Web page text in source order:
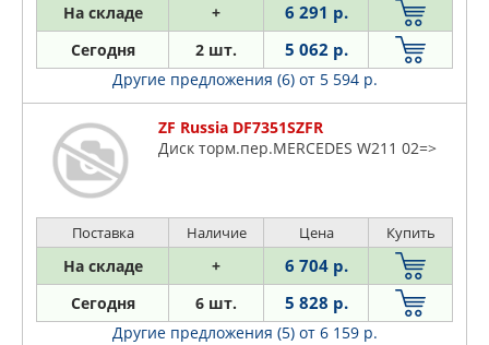
На складе + 6 291 р.
Сегодня 2 шт. 5 062 р.
Другие предложения (6) от 5 594 р.
ZF Russia DF7351SZFR
Диск торм.пер.MERCEDES W211 02=>
Поставка Наличие Цена Купить
На складе + 6 704 р.
Сегодня 6 шт. 5 828 р.
Другие предложения (5) от 6 159 р.